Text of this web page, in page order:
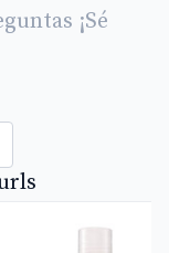
¡Sé